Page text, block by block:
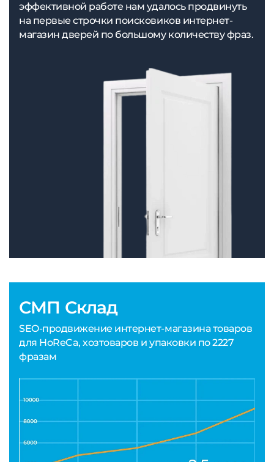
СМП Склад
SEO-продвижение интернет-магазина товаров
для HoReCa, хозтоваров и упаковки по 2227
фразам
эффективной работе нам удалось продвинуть
на первые строчки поисковиков интернет-
магазин дверей по большому количеству фраз.